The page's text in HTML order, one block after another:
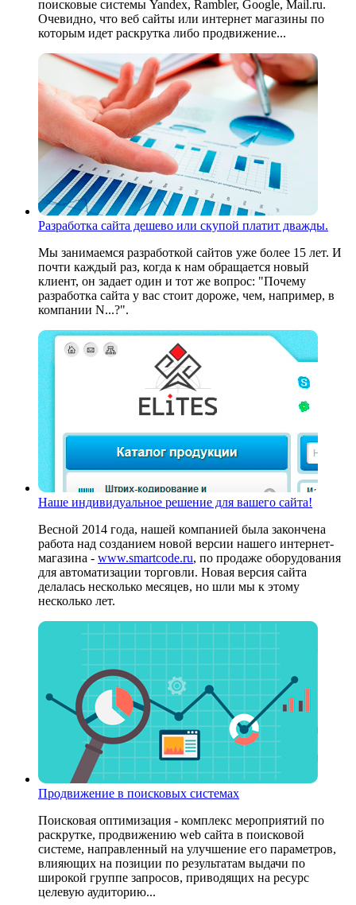
поисковые системы Yandex, Rambler, Google, Mail.ru.
Очевидно, что веб сайты или интернет магазины по
которым идет раскрутка либо продвижение...
Разработка сайта дешево или скупой платит дважды.
Мы занимаемся разработкой сайтов уже более 15 лет. И
почти каждый раз, когда к нам обращается новый
клиент, он задает один и тот же вопрос: "Почему
разработка сайта у вас стоит дороже, чем, например, в
компании N...?".
Наше индивидуальное решение для вашего сайта!
Весной 2014 года, нашей компанией была закончена
работа над созданием новой версии нашего интернет-
магазина - www.smartcode.ru, по продаже оборудования
для автоматизации торговли. Новая версия сайта
делалась несколько месяцев, но шли мы к этому
несколько лет.
Продвижение в поисковых системах
Поисковая оптимизация - комплекс мероприятий по
раскрутке, продвижению web сайта в поисковой
системе, направленный на улучшение его параметров,
влияющих на позиции по результатам выдачи по
широкой группе запросов, приводящих на ресурс
целевую аудиторию...